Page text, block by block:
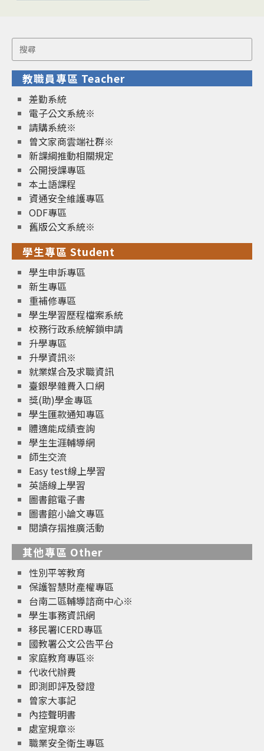
Search
for:
教職員專區 Teacher
差勤系統
電子公文系統※
請購系統※
曾文家商雲端社群※
新課綱推動相關規定
公開授課專區
本土語課程
資通安全維護專區
ODF專區
舊版公文系統※
學生專區 Student
學生申訴專區
新生專區
重補修專區
學生學習歷程檔案系統
校務行政系統解鎖申請
升學專區
升學資訊※
就業媒合及求職資訊
臺銀學雜費入口網
獎(助)學金專區
學生匯款通知專區
體適能成績查詢
學生生涯輔導網
師生交流
Easy test線上學習
英語線上學習
圖書館電子書
圖書館小論文專區
閱讀存摺推廣活動
其他專區 Other
性別平等教育
保護智慧財產權專區
台南二區輔導諮商中心※
學生事務資訊網
移民署ICERD專區
國教署公文公告平台
家庭教育專區※
代收代辦費
即測即評及發證
曾家大事記
內控聲明書
處室規章※
職業安全衛生專區